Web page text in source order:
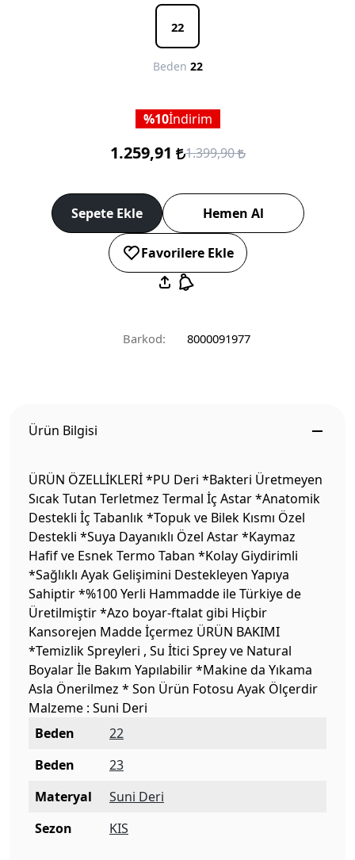
22
Beden 22
10İndirim
1.259,91 1.399,90
Sepete Ekle Hemen Al
Favorilere Ekle
Barkod: 8000091977
Ürün Bilgisi
ÜRÜN ÖZELLİKLERİ *PU Deri *Bakteri Üretmeyen
Sıcak Tutan Terletmez Termal İç Astar *Anatomik
Destekli İç Tabanlık *Topuk ve Bilek Kısmı Özel
Destekli *Suya Dayanıklı Özel Astar *Kaymaz
Hafif ve Esnek Termo Taban *Kolay Giydirimli
*Sağlıklı Ayak Gelişimini Destekleyen Yapıya
Sahiptir *%100 Yerli Hammadde ile Türkiye de
Üretilmiştir *Azo boyar-ftalat gibi Hiçbir
Kansorejen Madde İçermez ÜRÜN BAKIMI
*Temizlik Spreyleri , Su İtici Sprey ve Natural
Boyalar İle Bakım Yapılabilir *Makine da Yıkama
Asla Önerilmez * Son Ürün Fotosu Ayak Ölçerdir
Malzeme : Suni Deri
Beden
22
Beden
23
Materyal
Suni Deri
Sezon
KIS